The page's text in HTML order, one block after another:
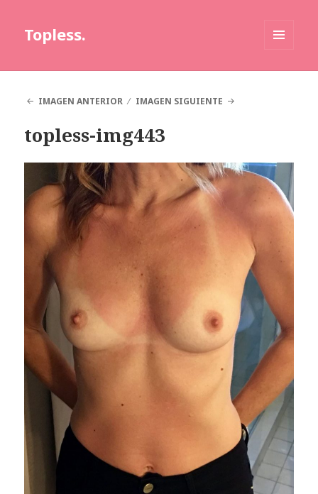
Topless.
IMAGEN ANTERIOR
IMAGEN SIGUIENTE
topless-img443